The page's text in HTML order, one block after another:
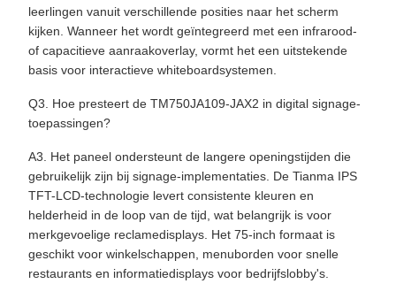
leerlingen vanuit verschillende posities naar het scherm
kijken. Wanneer het wordt geïntegreerd met een infrarood-
of capacitieve aanraakoverlay, vormt het een uitstekende
basis voor interactieve whiteboardsystemen.
Q3. Hoe presteert de TM750JA109-JAX2 in digital signage-
toepassingen?
A3. Het paneel ondersteunt de langere openingstijden die
gebruikelijk zijn bij signage-implementaties. De Tianma IPS
TFT-LCD-technologie levert consistente kleuren en
helderheid in de loop van de tijd, wat belangrijk is voor
merkgevoelige reclamedisplays. Het 75-inch formaat is
geschikt voor winkelschappen, menuborden voor snelle
restaurants en informatiedisplays voor bedrijfslobby's.